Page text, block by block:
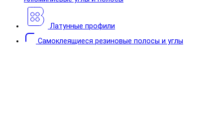
Латунные профили
Самоклеящиеся резиновые полосы и углы